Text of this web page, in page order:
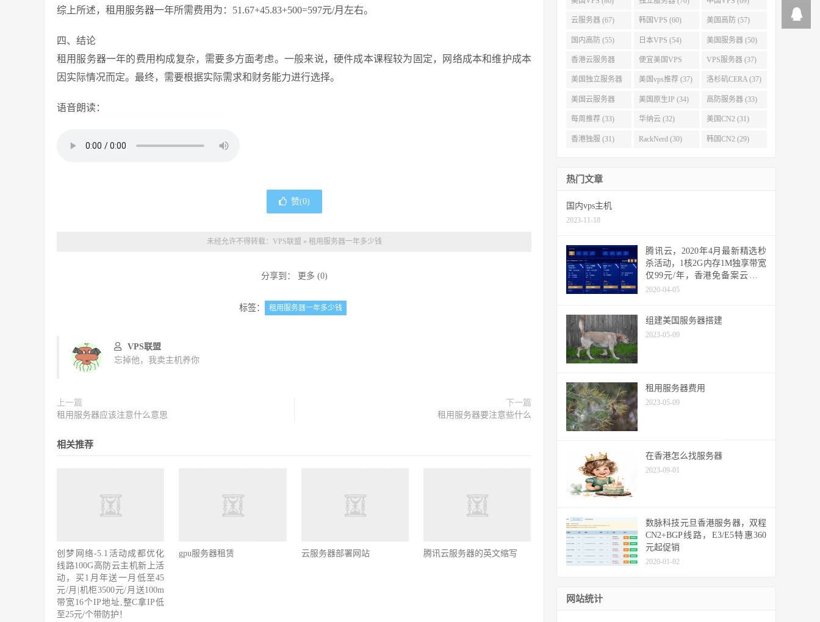
综上所述，租用服务器一年所需费用为：51.67+45.83+500=597元/月左右。
四、结论
租用服务器一年的费用构成复杂，需要多方面考虑。一般来说，硬件成本课程较为固定，网络成本和维护成本
因实际情况而定。最终，需要根据实际需求和财务能力进行选择。
语音朗读：
赞(0)
未经允许不得转载： VPS联盟 » 租用服务器一年多少钱
分享到： 更多 (0)
标签： 租用服务器一年多少钱
VPS联盟
忘掉他，我卖主机养你
上一篇
租用服务器应该注意什么意思
下一篇
租用服务器要注意些什么
相关推荐
创梦网络-5.1活动成都优化
线路100G高防云主机新上活
动，买1月年送一月低至45
元/月|机柜3500元/月送100m
带宽16个IP地址,整C拿IP低
至25元/个带防护！
gpu服务器租赁 云服务器部署网站 腾讯云服务器的英文缩写
云服务器 (67) 韩国VPS (60) 美国高防 (57)
国内高防 (55) 日本VPS (54) 美国服务器 (50)
香港云服务器
(40)
便宜美国VPS
(38)
VPS服务器 (37)
美国独立服务器
(37)
美国vps推荐 (37) 洛杉矶CERA (37)
美国云服务器
(34)
美国原生IP (34) 高防服务器 (33)
每周推荐 (33) 华纳云 (32) 美国CN2 (31)
香港独服 (31) RackNerd (30) 韩国CN2 (29)
热门文章
国内vps主机
2023-11-18
腾讯云，2020年4月最新精选秒
杀活动，1核2G内存1M独享带宽
仅99元/年，香港免备案云服务
器1核1G内存1M独享带宽仅249
集团旗下品牌，放心购买#
2020-04-05
组建美国服务器搭建
2023-05-09
租用服务器费用
2023-05-09
在香港怎么找服务器
2023-09-01
数脉科技元旦香港服务器，双程
CN2+BGP线路，E3/E5特惠360
元起促销
2020-01-02
网站统计